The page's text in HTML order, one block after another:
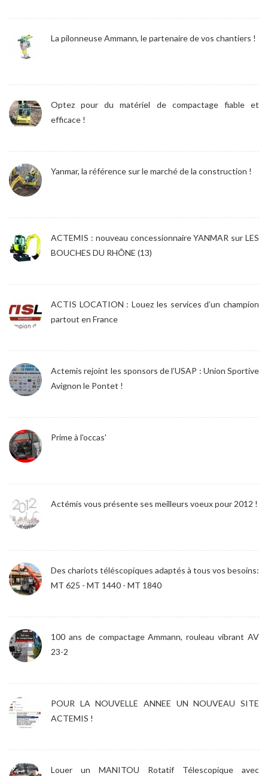
La pilonneuse Ammann, le partenaire de vos chantiers !
Optez pour du matériel de compactage fiable et
efficace !
Yanmar, la référence sur le marché de la construction !
ACTEMIS : nouveau concessionnaire YANMAR sur LES
BOUCHES DU RHÔNE (13)
ACTIS LOCATION : Louez les services d’un champion
partout en France
Actemis rejoint les sponsors de l’USAP : Union Sportive
Avignon le Pontet !
Prime à l'occas'
Actémis vous présente ses meilleurs voeux pour 2012 !
Des chariots téléscopiques adaptés à tous vos besoins:
MT 625 - MT 1440 - MT 1840
100 ans de compactage Ammann, rouleau vibrant AV
23-2
POUR LA NOUVELLE ANNEE UN NOUVEAU SITE
ACTEMIS !
Louer un MANITOU Rotatif Télescopique avec